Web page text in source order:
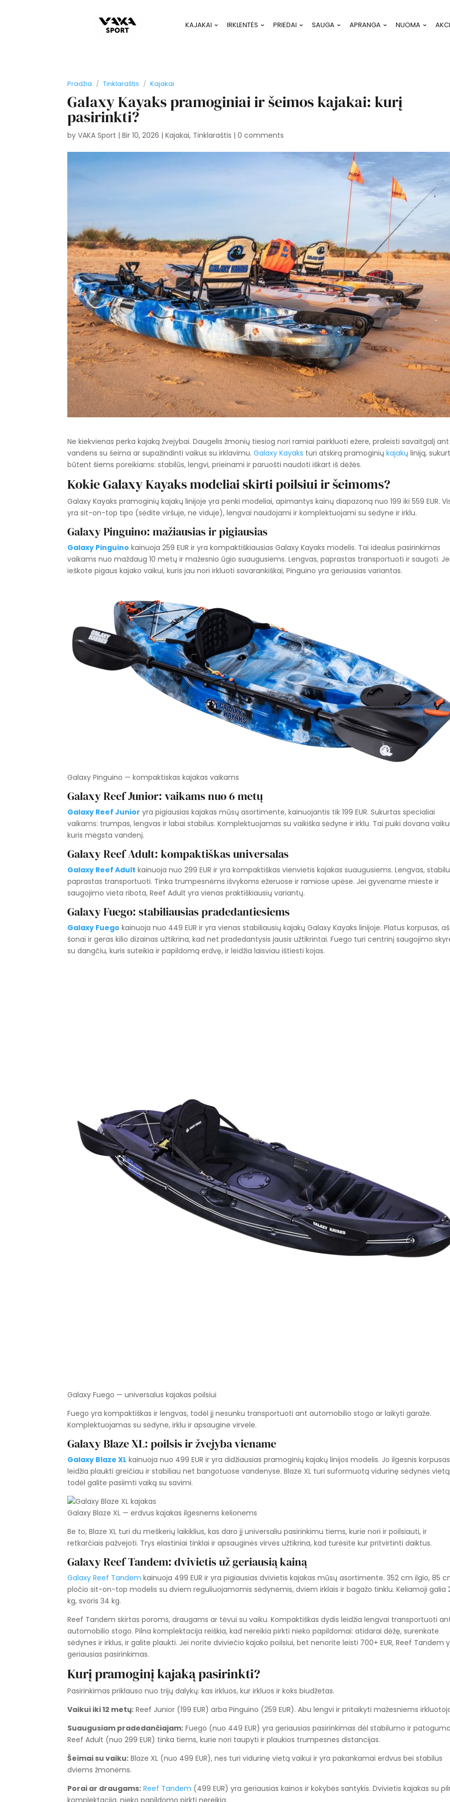
KAJAKAI IRKLENTĖS PRIEDAI SAUGA APRANGA NUOMA
Pradžia / Tinklaraštis / Kajakai
Galaxy Kayaks pramoginiai ir šeimos kajakai: kurį
pasirinkti?
byVAKA Sport |Bir 10, 2026 |Kajakai, Tinklaraštis |0 comments
Ne kiekvienas perka kajaką žvejybai. Daugelis žmonių tiesiog nori ramiai pairkluoti ežere, praleisti savaitgalį ant
vandens su šeima ar supažindinti vaikus su irklavimu.Galaxy Kayaks turi atskirą pramoginiųkajakų liniją,
būtent šiems poreikiams: stabilūs, lengvi, prieinami ir paruošti naudoti iškart iš dėžės.
Kokie Galaxy Kayaks modeliai skirti poilsiui ir šeimoms?
Galaxy Kayaks pramoginių kajakų linijoje yra penki modeliai, apimantys kainų diapazoną nuo 199 iki 559 EUR.
yra sit-on-top tipo (sėdite viršuje, ne viduje), lengvai naudojami ir komplektuojami su sėdyne ir irklu.
Galaxy Pinguino: mažiausias ir pigiausias
Galaxy Pinguino kainuoja 259 EUR ir yra kompaktiškiausias Galaxy Kayaks modelis. Tai idealus pasirinkimas
vaikams nuo maždaug 10 metų ir mažesnio ūgio suaugusiems. Lengvas, paprastas transportuoti ir saugoti.
ieškote pigaus kajako vaikui, kuris jau nori irkluoti savarankiškai, Pinguino yra geriausias variantas.
Galaxy Pinguino — kompaktiskas kajakas vaikams
Galaxy Reef Junior: vaikams nuo 6 metų
Galaxy Reef Junior yra pigiausias kajakas mūsų asortimente, kainuojantis tik 199 EUR. Sukurtas specialiai
vaikams: trumpas, lengvas ir labai stabilus. Komplektuojamas su vaikiška sėdyne ir irklu. Tai puiki dovana
kuris mėgsta vandenį.
Galaxy Reef Adult: kompaktiškas universalas
Galaxy Reef Adult kainuoja nuo 299 EUR ir yra kompaktiškas vienvietis kajakas suaugusiems. Lengvas,
paprastas transportuoti. Tinka trumpesnėms išvykoms ežeruose ir ramiose upėse. Jei gyvename mieste ir
saugojimo vieta ribota, Reef Adult yra vienas praktiškiausių variantų.
Galaxy Fuego: stabiliausias pradedantiesiems
Galaxy Fuego kainuoja nuo 449 EUR ir yra vienas stabiliausių kajakų Galaxy Kayaks linijoje. Platus korpusas,
šonai ir geras kilio dizainas užtikrina, kad net pradedantysis jausis užtikrintai. Fuego turi centrinį saugojimo
su dangčiu, kuris suteikia ir papildomą erdvę, ir leidžia laisviau ištiesti kojas.
Galaxy Fuego — universalus kajakas poilsiui
Fuego yra kompaktiškas ir lengvas, todėl jį nesunku transportuoti ant automobilio stogo ar laikyti garaže.
Komplektuojamas su sėdyne, irklu ir apsaugine virvele.
Galaxy Blaze XL: poilsis ir žvejyba viename
Galaxy Blaze XL kainuoja nuo 499 EUR ir yra didžiausias pramoginių kajakų linijos modelis. Jo ilgesnis korpusas
leidžia plaukti greičiau ir stabiliau net bangotuose vandenyse. Blaze XL turi suformuotą vidurinę sėdynės
todėl galite pasiimti vaiką su savimi.
Galaxy Blaze XL — erdvus kajakas ilgesnems kelionems
Be to, Blaze XL turi du meškerių laikiklius, kas daro jį universaliu pasirinkimu tiems, kurie nori ir poilsiauti, ir
retkarčiais pažvejoti. Trys elastiniai tinklai ir apsauginės virvės užtikrina, kad turėsite kur pritvirtinti daiktus.
Galaxy Reef Tandem: dvivietis už geriausią kainą
Galaxy Reef Tandem kainuoja 499 EUR ir yra pigiausias dvivietis kajakas mūsų asortimente. 352 cm ilgio, 85
pločio sit-on-top modelis su dviem reguliuojamomis sėdynėmis, dviem irklais ir bagažo tinklu. Keliamoji galia
kg, svoris 34 kg.
Reef Tandem skirtas poroms, draugams ar tėvui su vaiku. Kompaktiškas dydis leidžia lengvai transportuoti
automobilio stogo. Pilna komplektacija reiškia, kad nereikia pirkti nieko papildomai: atidarai dėžę, surenkate
sėdynes ir irklus, ir galite plaukti. Jei norite dviviečio kajako poilsiui, bet nenorite leisti 700+ EUR, Reef Tandem
geriausias pasirinkimas.
Kurį pramoginį kajaką pasirinkti?
Pasirinkimas priklauso nuo trijų dalykų: kas irkluos, kur irkluos ir koks biudžetas.
Vaikui iki 12 metų: Reef Junior (199 EUR) arba Pinguino (259 EUR). Abu lengvi ir pritaikyti mažesniems
Suaugusiam pradedančiajam: Fuego (nuo 449 EUR) yra geriausias pasirinkimas dėl stabilumo ir
Reef Adult (nuo 299 EUR) tinka tiems, kurie nori taupyti ir plaukios trumpesnes distancijas.
Šeimai su vaiku: Blaze XL (nuo 499 EUR), nes turi vidurinę vietą vaikui ir yra pakankamai erdvus bei stabilus
dviems žmonėms.
Porai ar draugams: Reef Tandem (499 EUR) yra geriausias kainos ir kokybės santykis. Dvivietis kajakas su